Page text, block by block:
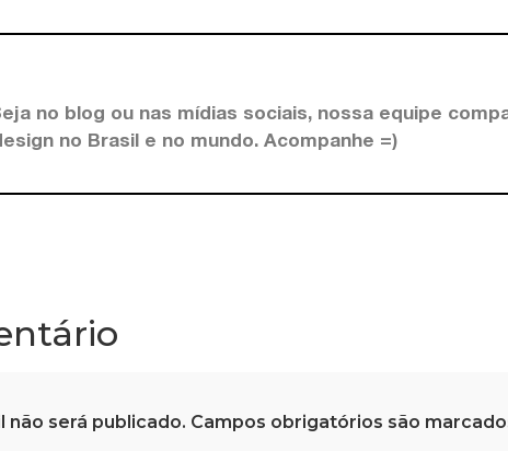
no blog ou nas mídias sociais, nossa equipe
no Brasil e no mundo. Acompanhe =)
não será publicado. Campos obrigatórios são